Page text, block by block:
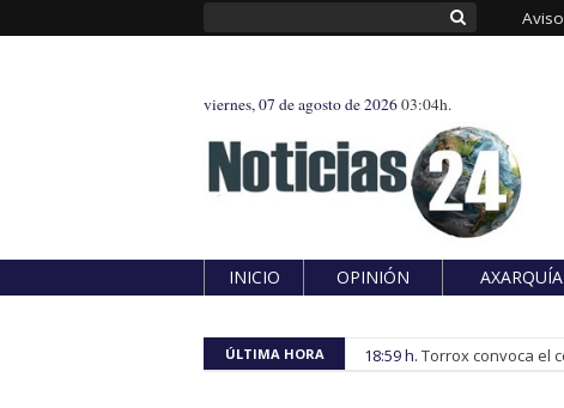
viernes, 07 de agosto de 202603:04h.
INICIO OPINIÓN AXARQUÍA
ÚLTIMA HORA 18:59 h. Torrox convoca el